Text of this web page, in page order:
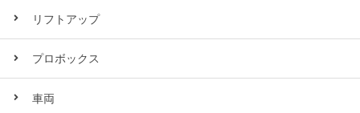
リフトアップ
プロボックス
車両